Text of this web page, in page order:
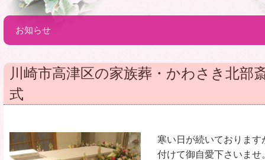
お知らせ
川崎市高津区の家族葬・かわさき北部
式
寒い日が続いておりま
付けて御自愛下さいませ